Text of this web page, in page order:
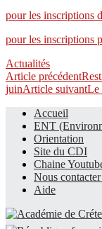
pour les inscriptions
pour les inscriptions
Actualités
Navigation
des
articles
Article précédent
juinArticle suivantLe
Le site du
Accueil
ENT
Orientation
Site du CDI
Chaine
Nous
Aide